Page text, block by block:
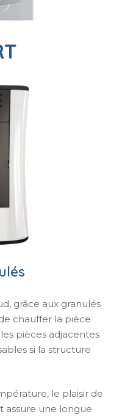
grâce aux granulés
chauffer la pièce
pièces adjacentes
si la structure
le plaisir de
assure une longue